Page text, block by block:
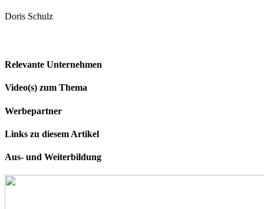
Doris Schulz
Relevante Unternehmen
Video(s) zum Thema
Werbepartner
Links zu diesem Artikel
Aus- und Weiterbildung